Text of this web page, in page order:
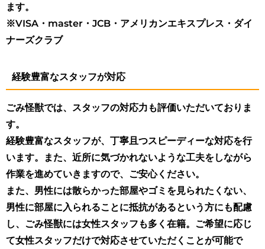
ます。
※VISA・master・JCB・アメリカンエキスプレス・ダイ
ナーズクラブ
経験豊富なスタッフが対応
ごみ怪獣では、スタッフの対応力も評価いただいておりま
す。
経験豊富なスタッフが、丁寧且つスピーディーな対応を行
います。また、近所に気づかれないような工夫をしながら
作業を進めていきますので、ご安心ください。
また、男性には散らかった部屋やゴミを見られたくない、
男性に部屋に入られることに抵抗があるという方にも配慮
し、ごみ怪獣には女性スタッフも多く在籍。ご希望に応じ
て女性スタッフだけで対応させていただくことが可能で